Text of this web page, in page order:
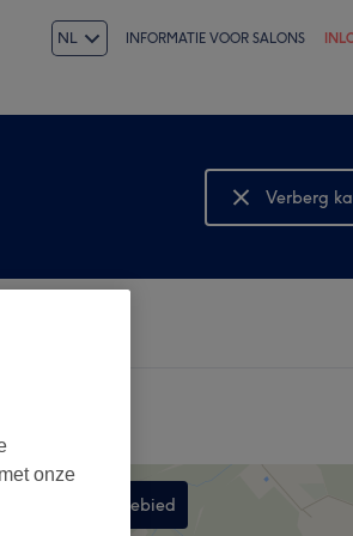
NL INFORMATIE VOOR SALONS
Verberg
Bekijk
Zoek in dit gebied
onze